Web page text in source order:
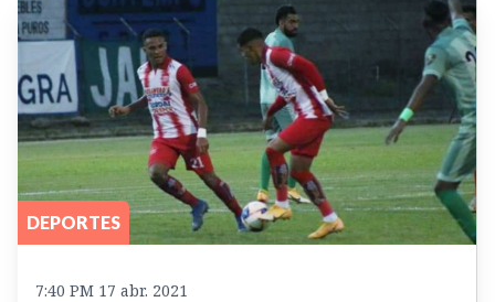
DEPORTES
7:40 PM 17 abr. 2021